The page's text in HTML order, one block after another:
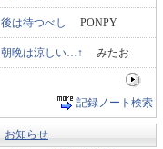
後は待つべし PONPY
朝晩は涼しい…↑ みたお
記録ノート検索
お知らせ